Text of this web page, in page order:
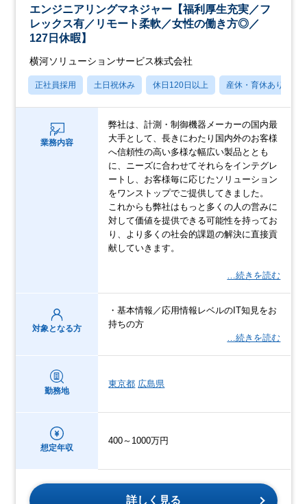
エンジニアリングマネジャー【福利厚生充実／フ
レックス有／リモート柔軟／女性の働き方◎／
127日休暇】
横河ソリューションサービス株式会社
正社員採用 土日祝休み 休日120日以上 産休・育休あり
業務内容
弊社は、計測・制御機器メーカーの国内最
大手として、長きにわたり国内外のお客様
へ信頼性の高い多様な幅広い製品ととも
に、ニーズに合わせてそれらをインテグレ
ートし、お客様毎に応じたソリューション
をワンストップでご提供してきました。
これからも弊社はもっと多くの人の営みに
対して価値を提供できる可能性を持ってお
り、より多くの社会的課題の解決に直接貢
献していきます。
…続きを読む
対象となる方
・基本情報／応用情報レベルのIT知見をお
持ちの方
…続きを読む
勤務地
東京都 広島県
想定年収
400～1000万円
詳しく見る